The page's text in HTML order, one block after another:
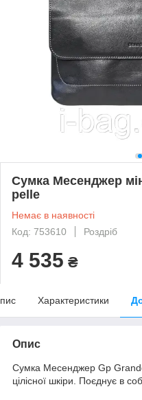
Сумка Месенджер
pelle
Немає в наявності
Код: 753610
Роздріб
4 535 ₴
Характеристики
Опис
Сумка Месенджер Gp
цілісної шкіри. Поєднує в